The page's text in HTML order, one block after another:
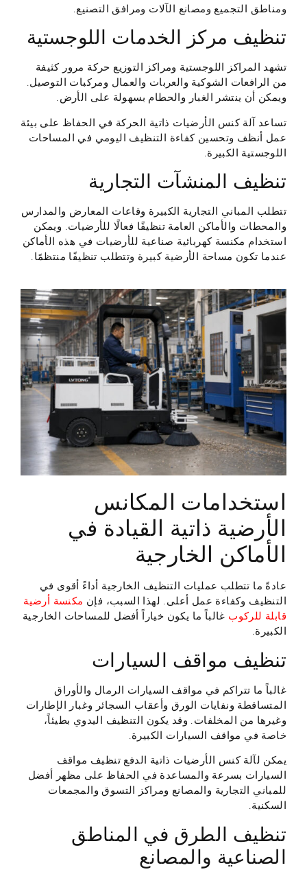
ومناطق التجميع ومصانع الآلات ومرافق التصنيع.
تنظيف مركز الخدمات اللوجستية
تشهد المراكز اللوجستية ومراكز التوزيع حركة مرور كثيفة
من الرافعات الشوكية والعربات والعمال ومركبات التوصيل.
ويمكن أن ينتشر الغبار والحطام بسهولة على الأرض.
تساعد آلة كنس الأرضيات ذاتية الحركة في الحفاظ على بيئة
عمل أنظف وتحسين كفاءة التنظيف اليومي في المساحات
اللوجستية الكبيرة.
تنظيف المنشآت التجارية
تتطلب المباني التجارية الكبيرة وقاعات المعارض والمدارس
والمحطات والأماكن العامة تنظيفًا فعالًا للأرضيات. ويمكن
استخدام مكنسة كهربائية صناعية للأرضيات في هذه الأماكن
عندما تكون مساحة الأرضية كبيرة وتتطلب تنظيفًا منتظمًا.
استخدامات المكانس
الأرضية ذاتية القيادة في
الأماكن الخارجية
عادةً ما تتطلب عمليات التنظيف الخارجية أداءً أقوى في
التنظيف وكفاءة عمل أعلى. لهذا السبب، فإن مكنسة أرضية
قابلة للركوب غالباً ما يكون خياراً أفضل للمساحات الخارجية
الكبيرة.
تنظيف مواقف السيارات
غالباً ما تتراكم في مواقف السيارات الرمال والأوراق
المتساقطة ونفايات الورق وأعقاب السجائر وغبار الإطارات
وغيرها من المخلفات. وقد يكون التنظيف اليدوي بطيئاً،
خاصة في مواقف السيارات الكبيرة.
يمكن لآلة كنس الأرضيات ذاتية الدفع تنظيف مواقف
السيارات بسرعة والمساعدة في الحفاظ على مظهر أفضل
للمباني التجارية والمصانع ومراكز التسوق والمجمعات
السكنية.
تنظيف الطرق في المناطق
الصناعية والمصانع